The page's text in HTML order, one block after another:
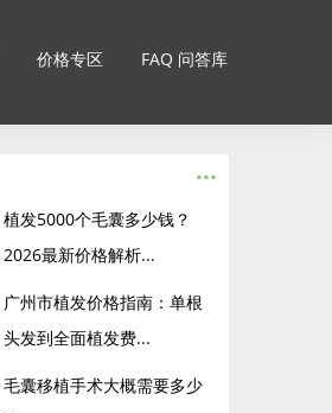
价格专区 FAQ 问答库
...
‌植发5000个毛囊多少钱？
2026最新价格解析...
广州市植发价格指南：单根
头发到全面植发费...
毛囊移植手术大概需要多少